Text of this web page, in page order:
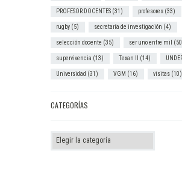
PROFESOR DOCENTES (31) profesores (33)
rugby (5) secretaría de investigación (4)
selección docente (35) ser uno entre mil
supervivencia (13) Texan II (14)
Universidad (31) VGM (16) visitas (10)
CATEGORÍAS
Categorías